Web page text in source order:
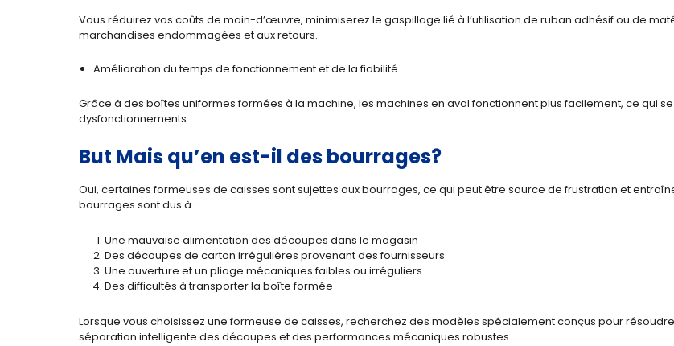
Vous réduirez vos coûts de main-d’œuvre, minimiserez le gaspillage lié à l’utilisation de ruban adhésif ou de
marchandises endommagées et aux retours.
Amélioration du temps de fonctionnement et de la fiabilité
Grâce à des boîtes uniformes formées à la machine, les machines en aval fonctionnent plus facilement, ce qui
dysfonctionnements.
But Mais qu’en est-il des bourrages?
Oui, certaines formeuses de caisses sont sujettes aux bourrages, ce qui peut être source de frustration et
bourrages sont dus à :
Une mauvaise alimentation des découpes dans le magasin
Des découpes de carton irrégulières provenant des fournisseurs
Une ouverture et un pliage mécaniques faibles ou irréguliers
Des difficultés à transporter la boîte formée
Lorsque vous choisissez une formeuse de caisses, recherchez des modèles spécialement conçus pour
séparation intelligente des découpes et des performances mécaniques robustes.